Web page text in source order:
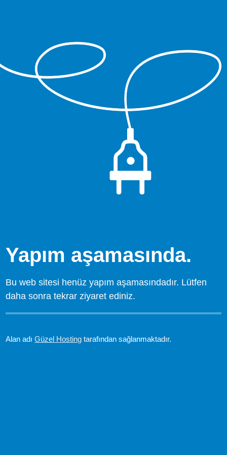
Yapım aşamasında.
Bu web sitesi henüz yapım aşamasındadır. Lütfen
daha sonra tekrar ziyaret ediniz.
Alan adıGüzel Hosting tarafından sağlanmaktadır.